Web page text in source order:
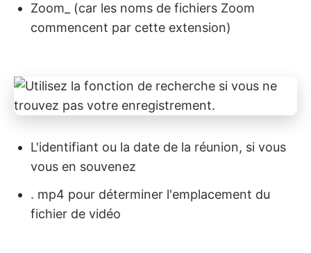
Zoom_ (car les noms de fichiers Zoom
commencent par cette extension)
L'identifiant ou la date de la réunion, si vous
vous en souvenez
. mp4 pour déterminer l'emplacement du
fichier de vidéo